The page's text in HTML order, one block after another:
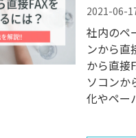
2021-06-
社内のペ
ンから直
から直接
ソコンか
化やペー